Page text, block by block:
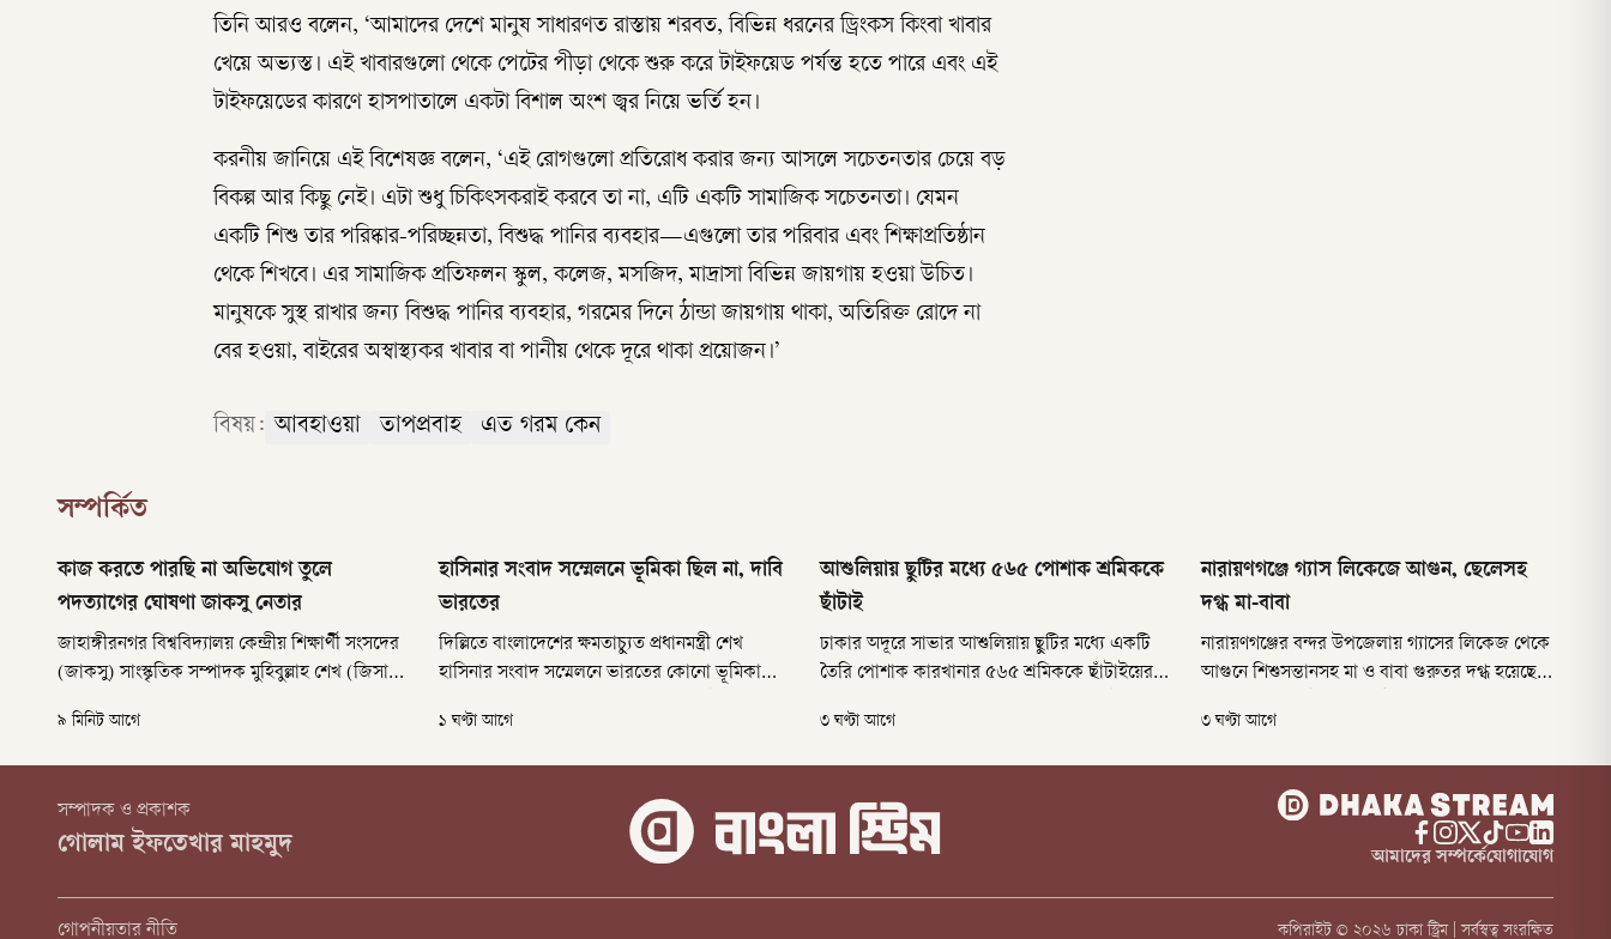
তিনি আরও বলেন, ‘আমাদের দেশে মানুষ সাধারণত রাস্তায় শরবত, বিভিন্ন ধরনের ড্রিংকস কিংবা খাবার
খেয়ে অভ্যস্ত। এই খাবারগুলো থেকে পেটের পীড়া থেকে শুরু করে টাইফয়েড পর্যন্ত হতে পারে এবং এই
টাইফয়েডের কারণে হাসপাতালে একটা বিশাল অংশ জ্বর নিয়ে ভর্তি হন।
করনীয় জানিয়ে এই বিশেষজ্ঞ বলেন, ‘এই রোগগুলো প্রতিরোধ করার জন্য আসলে সচেতনতার চেয়ে বড়
বিকল্প আর কিছু নেই। এটা শুধু চিকিৎসকরাই করবে তা না, এটি একটি সামাজিক সচেতনতা। যেমন
একটি শিশু তার পরিষ্কার-পরিচ্ছন্নতা, বিশুদ্ধ পানির ব্যবহার—এগুলো তার পরিবার এবং শিক্ষাপ্রতিষ্ঠান
থেকে শিখবে। এর সামাজিক প্রতিফলন স্কুল, কলেজ, মসজিদ, মাদ্রাসা বিভিন্ন জায়গায় হওয়া উচিত।
মানুষকে সুস্থ রাখার জন্য বিশুদ্ধ পানির ব্যবহার, গরমের দিনে ঠান্ডা জায়গায় থাকা, অতিরিক্ত রোদে না
বের হওয়া, বাইরের অস্বাস্থ্যকর খাবার বা পানীয় থেকে দূরে থাকা প্রয়োজন।’
বিষয়: আবহাওয়া তাপপ্রবাহ এত গরম কেন
সম্পর্কিত
কাজ করতে পারছি না অভিযোগ তুলে
পদত্যাগের ঘোষণা জাকসু নেতার
জাহাঙ্গীরনগর বিশ্ববিদ্যালয় কেন্দ্রীয় শিক্ষার্থী সংসদের
(জাকসু) সাংস্কৃতিক সম্পাদক মুহিবুল্লাহ শেখ (জিসান)
প্রশাসনিক হস্তক্ষেপ ও রাজনৈতিক প্রভাবের অভিযোগ
তুলেছেন তিনি।
৯ মিনিট আগে
হাসিনার সংবাদ সম্মেলনে ভূমিকা ছিল না, দাবি
ভারতের
দিল্লিতে বাংলাদেশের ক্ষমতাচ্যুত প্রধানমন্ত্রী শেখ
হাসিনার সংবাদ সম্মেলনে ভারতের কোনো ভূমিকা
মন্ত্রণালয়ের মুখপাত্র রণধীর জয়সোয়াল। তিনি বলছেন,
বাংলাদেশ সরকারের বিরুদ্ধে হাসিনার বক্তব্য ভারত
১ ঘণ্টা আগে
আশুলিয়ায় ছুটির মধ্যে ৫৬৫ পোশাক শ্রমিককে
ছাঁটাই
ঢাকার অদূরে সাভার আশুলিয়ায় ছুটির মধ্যে একটি
তৈরি পোশাক কারখানার ৫৬৫ শ্রমিককে ছাঁটাইয়ের
অ্যালায়েন্স নিট কম্পোজিট লিমিটেডের মানবসম্পদ ও
প্রশাসন বিভাগ এই নোটিশ দেয়।
৩ ঘণ্টা আগে
নারায়ণগঞ্জে গ্যাস লিকেজে আগুন, ছেলেসহ
দগ্ধ মা-বাবা
নারায়ণগঞ্জের বন্দর উপজেলায় গ্যাসের লিকেজ থেকে
আগুনে শিশুসন্তানসহ মা ও বাবা গুরুতর দগ্ধ হয়েছেন।
চাপাতলি এলাকায় সেলিম মিয়ার টিনশেড বাসায় এই
দুর্ঘটনা ঘটে।
৩ ঘণ্টা আগে
সম্পাদক ও প্রকাশক
গোলাম ইফতেখার মাহমুদ আমাদের সম্পর্কেযোগাযোগ
গোপনীয়তার নীতি কপিরাইট © ২০২৬ ঢাকা স্ট্রিম | সর্বস্বত্ব সংরক্ষিত